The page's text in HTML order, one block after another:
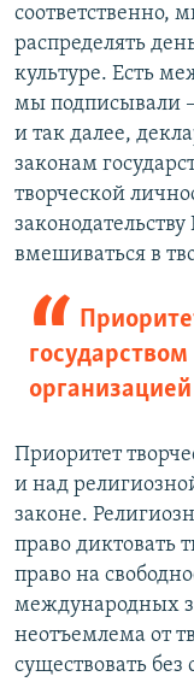
соответственно,
распределять
культуре. Есть
мы подписывали –
и так далее,
законам
творческой
вмешиваться в
Приоритет
и над
законе.
право диктовать
право на
международных
неотъемлема от
существовать